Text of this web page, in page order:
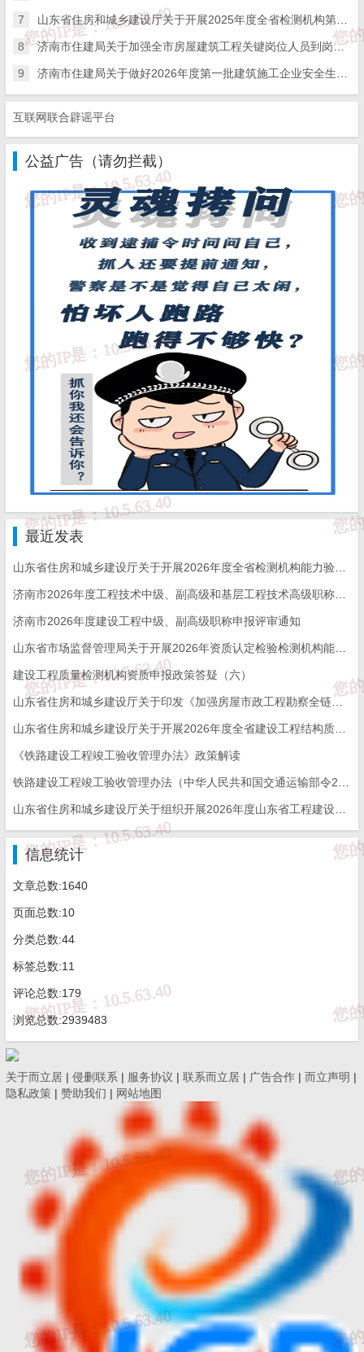
7 山东省住房和城乡建设厅关于开展2025年度全省检测机构第二次能力验证工作的通知
8 济南市住建局关于加强全市房屋建筑工程关键岗位人员到岗履职数字化监管的通知
9 济南市住建局关于做好2026年度第一批建筑施工企业安全生产管理人员考试报名工作的通知
网联合辟谣平台
公益广告（请勿拦截）
最近发表
济南市2026年度建设工程中级、副高级职称申报评审通知
建设工程质量检测机构资质申报政策答疑（六）
《铁路建设工程竣工验收管理办法》政策解读
信息统计
文章总数:1640
页面总数:10
分类总数:44
标签总数:11
评论总数:179
浏览总数:2939483
关于而立居 | 侵删联系 | 服务协议 | 联系而立居 | 广告合作 | 而立声明 |
隐私政策 | 赞助我们 | 网站地图